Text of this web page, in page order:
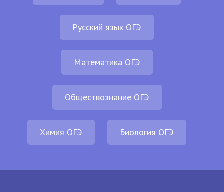
Русский язык ОГЭ
Математика ОГЭ
Обществознание ОГЭ
Химия ОГЭ Биология ОГЭ